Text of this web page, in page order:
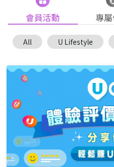
會員活動 專
All U Lifestyle